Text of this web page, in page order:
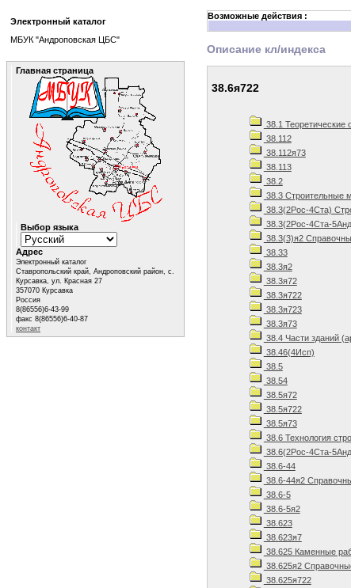
Возможные действия :
Описание кл/индекса
38.6я722
38.1 Теоретические
38.112
38.112я73
38.113
38.2
38.3 Строительные
38.3(2Рос-4Ста)
38.3(2Рос-4Ста-
38.3(3)я2
38.33
38.3я2
38.3я72
38.3я722
38.3я723
38.3я73
38.4 Части зданий
38.46(4Исп)
38.5
38.54
38.5я72
38.5я722
38.5я73
38.6 Технология
38.6(2Рос-4Ста-
38.6-44
38.6-44я2
38.6-5
38.6-5я2
38.623
38.623я7
38.625 Каменные
38.625я2
38.625я722
Электронный каталог
МБУК "Андроповская ЦБС"
Главная страница
Выбор языка
Адрес
Электронный каталог
Ставропольский край, Андроповский район, с.
Курсавка, ул. Красная 27
357070 Курсавка
Россия
8(86556)6-43-99
факс 8(86556)6-40-87
контакт